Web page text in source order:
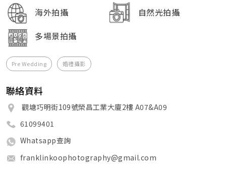
海外拍攝
自然光拍攝
多場景拍攝
Pre Wedding 婚禮攝影
聯絡資料
觀塘巧明街109號榮昌工業大廈2樓 A07&A09
61099401
Whatsapp查詢
franklinkoophotography@gmail.com